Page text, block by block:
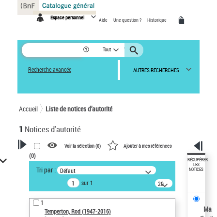
Espace personnel Aide Une question ? Historique
Tout
Recherche avancée AUTRES RECHERCHES
Accueil Liste de notices d’autorité
1 Notices d'autorité
VOTRE RECHERCHE
Recherche avancée dans les
notices d’autorité
Œuvres liées à l'auteur :
Temperton, Rod (1947-2016)
Voir la sélection (0) Ajouter à mes références
(0)
Tri par : Défaut
sur 1
20
résultats/page
1
Temperton, Rod (1947-2016)
RÉCUPÉRER
LES
NOTICES
Ma
Panneau de gestion des cookies